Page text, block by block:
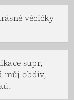
věcičky
supr,
můj obdiv,